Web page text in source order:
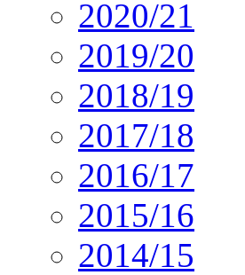
2020/21
2019/20
2018/19
2017/18
2016/17
2015/16
2014/15